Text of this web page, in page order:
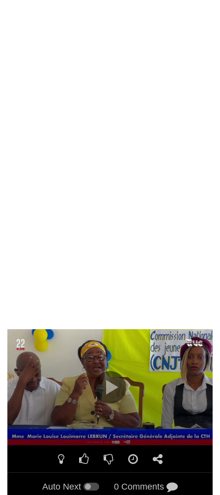
Auto Next 0 Comments